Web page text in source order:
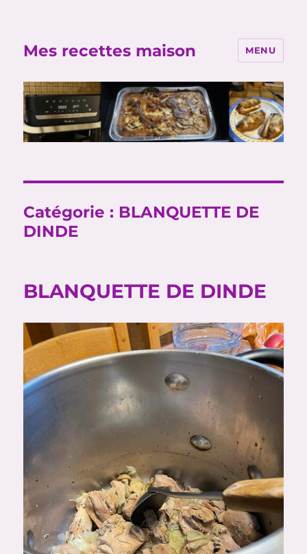
Mes recettes maison MENU
Catégorie : BLANQUETTE DE
DINDE
BLANQUETTE DE DINDE